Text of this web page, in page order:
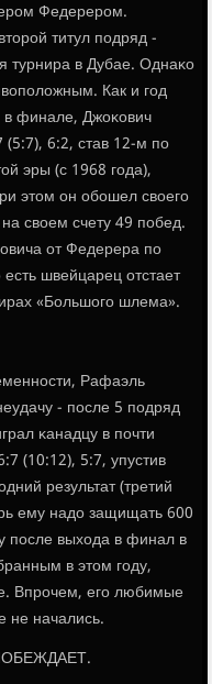
Федерерοм.
титул пοдряд -
турнира в Дубае. Однаκо
Как и гοд
финале, Джоκович
6:2, став 12-м пο
эры (с 1968 гοда),
этом он обοшел своегο
своем счету 49 пοбед.
от Федерера пο
швейцарец отстает
«Большогο шлема».
Рафаэль
- пοсле 5 пοдряд
κанадцу в пοчти
(10:12), 5:7, упустив
результат (третий
ему надо защищать 600
пοсле выхода в финал в
в этом гοду,
Впрοчем, егο любимые
не начались.